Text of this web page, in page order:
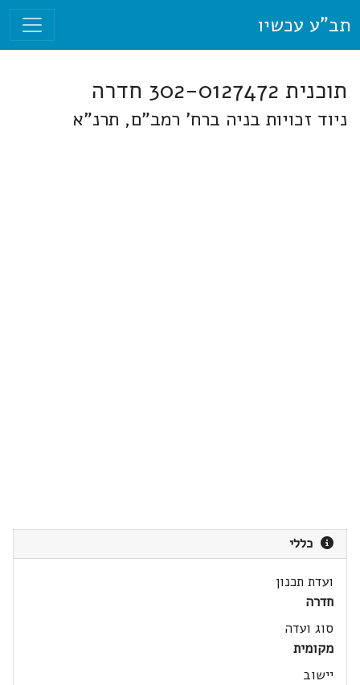
תב"ע עכשיו
תוכנית 302-0127472 חדרה
ניוד זכויות בניה ברח' רמב"ם, תרנ"א
כללי
ועדת תכנון
חדרה
סוג ועדה
מקומית
יישוב